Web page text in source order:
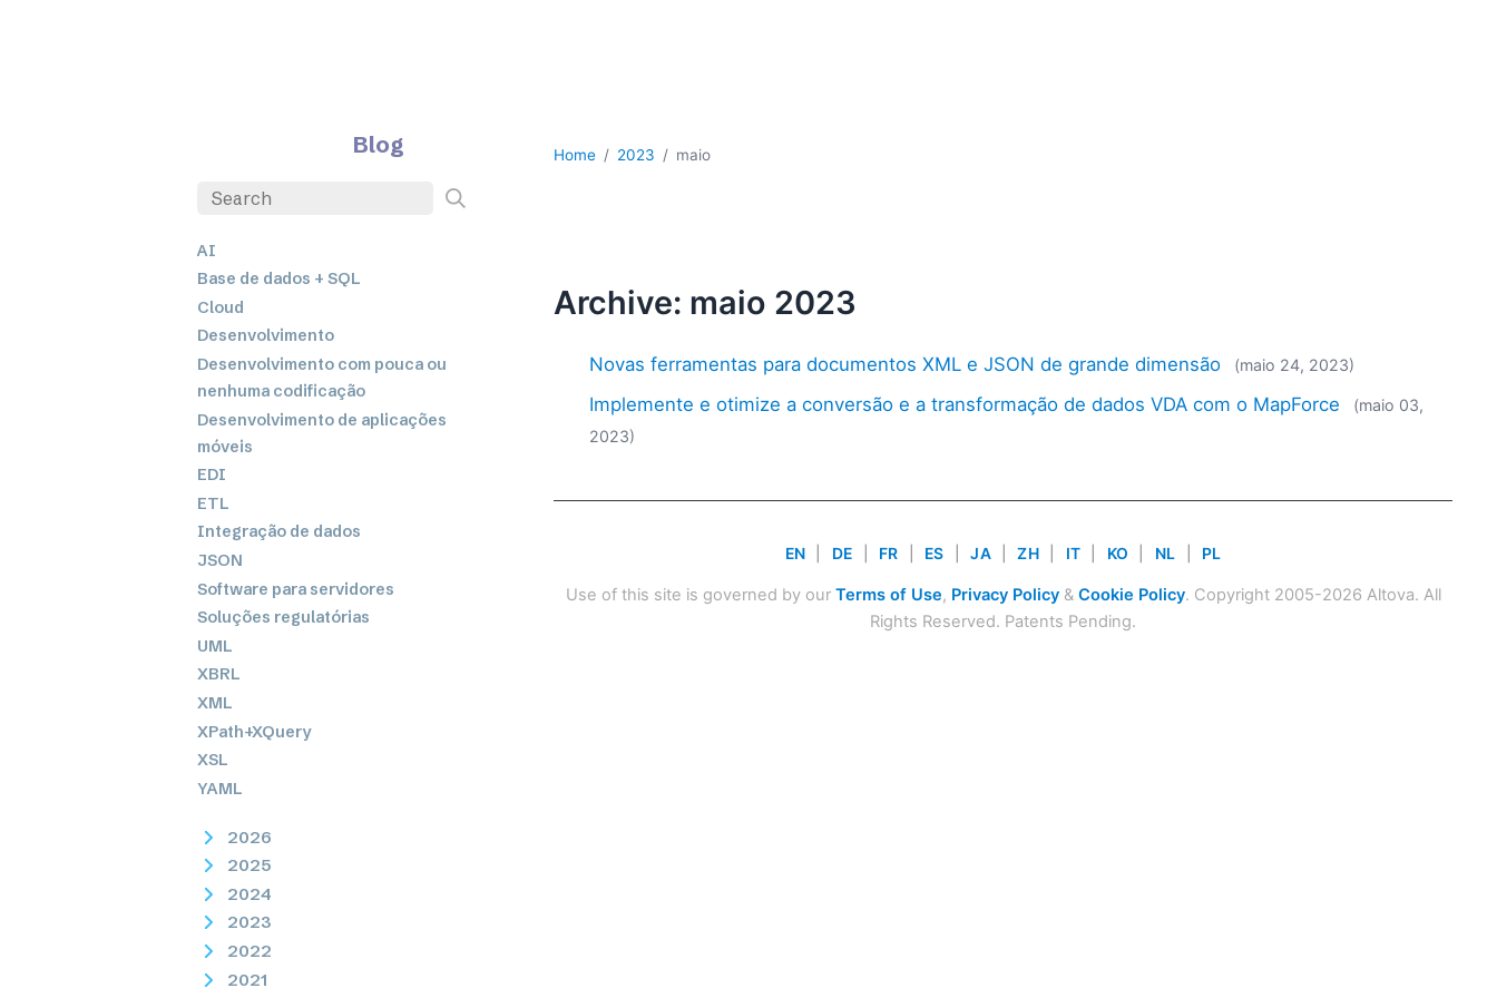
Blog
AI
Base de dados + SQL
Cloud
Desenvolvimento
Desenvolvimento com pouca ou
nenhuma codificação
Desenvolvimento de aplicações
móveis
EDI
ETL
Integração de dados
JSON
Software para servidores
Soluções regulatórias
UML
XBRL
XML
XPath+XQuery
XSL
YAML
2026
2025
2024
2023
2022
2021
Home 2023 maio
Archive: maio 2023
Novas ferramentas para documentos XML e JSON de grande dimensão (maio 24, 2023)
Implemente e otimize a conversão e a transformação de dados VDA com o MapForce
(maio 03,
2023)
EN DE FR ES JA ZH IT KO NL PL
Use of this site is governed by our Terms of Use, Privacy Policy& Cookie Policy. Copyright 2005-2026 Altova. All
Rights Reserved. Patents Pending.